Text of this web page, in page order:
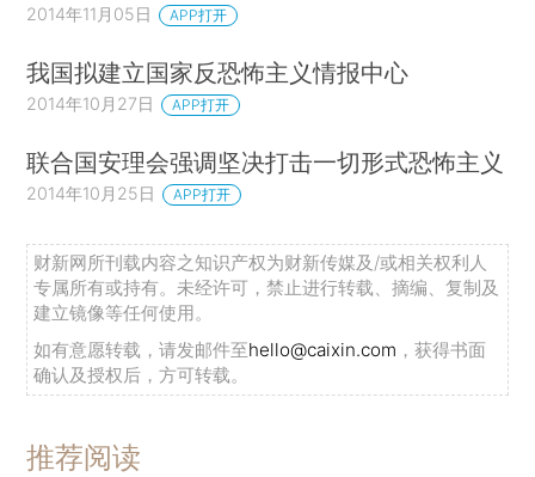
2014年11月05日 APP打开
我国拟建立国家反恐怖主义情报中心
2014年10月27日 APP打开
联合国安理会强调坚决打击一切形式恐怖主义
2014年10月25日 APP打开
财新网所刊载内容之知识产权为财新传媒及/或相关权利人
专属所有或持有。未经许可，禁止进行转载、摘编、复制及
建立镜像等任何使用。
如有意愿转载，请发邮件至hello@caixin.com ，获得书面
确认及授权后，方可转载。
推荐阅读